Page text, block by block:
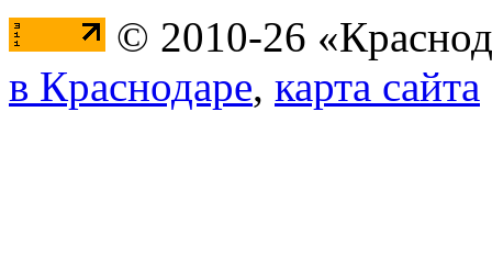
© 2010-26
в Краснодаре, карта сайта